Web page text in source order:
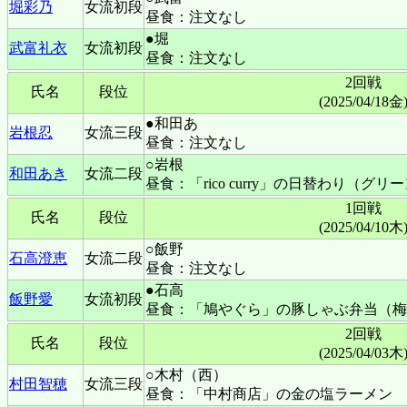
堀彩乃
女流初段
昼食：注文なし
武富礼衣
女流初段
●堀
昼食：注文なし
氏名 段位
2回戦
(2025/04/18金)
岩根忍
女流三段
●和田あ
昼食：注文なし
和田あき
女流二段
○岩根
昼食：「rico curry」の日替わり（グリ
氏名 段位
1回戦
(2025/04/10木)
石高澄恵
女流二段
○飯野
昼食：注文なし
飯野愛
女流初段
●石高
昼食：「鳩やぐら」の豚しゃぶ弁当（
氏名 段位
2回戦
(2025/04/03木)
村田智穂
女流三段
○木村（西）
昼食：「中村商店」の金の塩ラーメン